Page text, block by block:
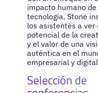
impacto humano de
tecnología, Stone
los asistentes a ver
potencial de la
y el valor de una
auténtica en el
empresarial y
Selección de